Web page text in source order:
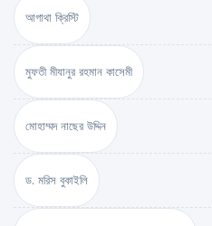
আগাথা ক্রিস্টি
মুফতী মীযানুর রহমান কাসেমী
মোহাম্মদ নাছের উদ্দিন
ড. মরিস বুকাইলি